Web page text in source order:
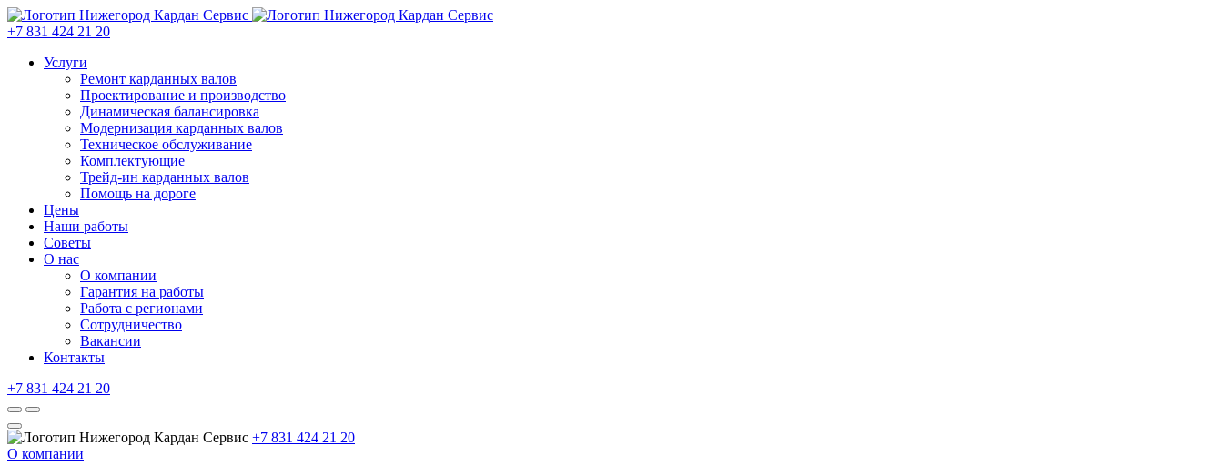
+7 831 424 21 20
Услуги
Ремонт карданных валов
Проектирование и производство
Динамическая балансировка
Модернизация карданных валов
Техническое обслуживание
Комплектующие
Трейд-ин карданных валов
Помощь на дороге
Цены
Наши работы
Советы
О нас
О компании
Гарантия на работы
Работа с регионами
Сотрудничество
Вакансии
Контакты
+7 831 424 21 20
+7 831 424 21 20
О компании